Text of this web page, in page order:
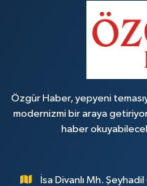
Özgür Haber, yepyeni
modernizmi bir araya
haber
İsa Divanlı Mh.